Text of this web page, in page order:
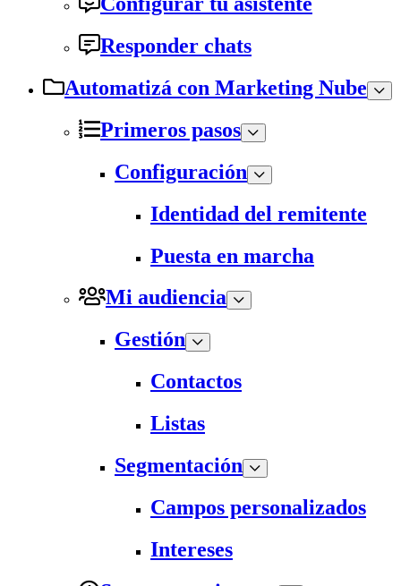
Responder chats
Automatizá con Marketing Nube
Primeros pasos
Configuración
Identidad del remitente
Puesta en marcha
Mi audiencia
Gestión
Contactos
Listas
Segmentación
Campos personalizados
Intereses